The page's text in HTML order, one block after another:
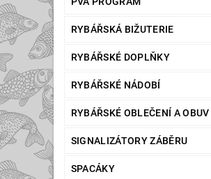
RYBÁŘSKÁ BIŽUTERIE
RYBÁŘSKÉ DOPLŇKY
RYBÁŘSKÉ NÁDOBÍ
RYBÁŘSKÉ OBLEČENÍ A OBUV
SIGNALIZÁTORY ZÁBĚRU
SPACÁKY